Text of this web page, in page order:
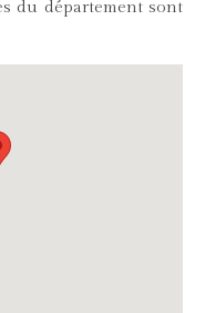
du département sont